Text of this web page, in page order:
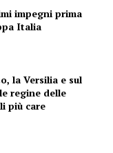
impegni prima
Italia
la Versilia e sul
regine delle
più care